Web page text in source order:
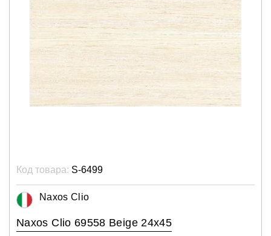
Код товара: S-6499
Naxos Clio
Naxos Clio 69558 Beige 24x45